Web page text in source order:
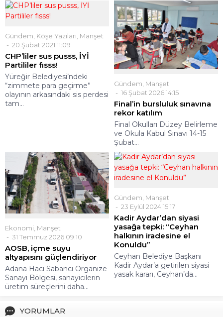
Gündem Köşe Yazıları Manşet
20 Şubat 2021 11:09
CHP’liler sus pusss, İYİ
Partililer fısss!
Yüreğir Belediyesi’ndeki
“zimmete para geçirme”
olayının arkasındaki sis perdesi
tam...
Gündem, Manşet
16 Şubat 2026 14:15
Final’in bursluluk sınavına
rekor katılım
Final Okulları Düzey Belirleme
ve Okula Kabul Sınavı 14-15
Şubat...
Ekonomi Manşet
31 Temmuz 2026 09:10
⁠AOSB, içme suyu
altyapısını güçlendiriyor
Adana Hacı Sabancı Organize
Sanayi Bölgesi, sanayicilerin
üretim süreçlerini daha...
Gündem, Manşet
23 Eylül 2024 15:17
Kadir Aydar’dan siyasi
yasağa tepki: “Ceyhan
halkının iradesine el
Konuldu”
Ceyhan Belediye Başkanı
Kadir Aydar’a getirilen siyasi
yasak kararı, Ceyhan’da...
YORUMLAR